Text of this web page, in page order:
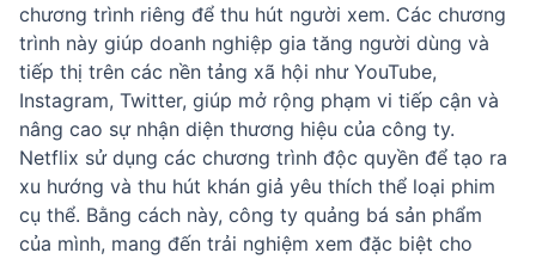
chương trình riêng để thu hút người xem. Các chương
trình này giúp doanh nghiệp gia tăng người dùng và
tiếp thị trên các nền tảng xã hội như YouTube,
Instagram, Twitter, giúp mở rộng phạm vi tiếp cận và
nâng cao sự nhận diện thương hiệu của công ty.
Netflix sử dụng các chương trình độc quyền để tạo ra
xu hướng và thu hút khán giả yêu thích thể loại phim
cụ thể. Bằng cách này, công ty quảng bá sản phẩm
của mình, mang đến trải nghiệm xem đặc biệt cho